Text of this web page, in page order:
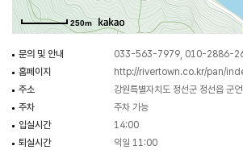
아름다운 자연을 즐길 수 있는 다양한 레저스포츠도
250m
문의 및 안내
033-563-7979, 010-2886-
홈페이지
http://rivertown.co.kr/pan/
주소
강원특별자치도 정선군 정선읍 군
주차
주차 가능
입실시간
14:00
퇴실시간
익일 11:00